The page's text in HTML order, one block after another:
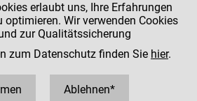
erlaubt uns, Ihre Erfahrungen
optimieren. Wir verwenden Cookies
zur Qualitätssicherung
zum Datenschutz finden Sie hier.
Ablehnen*